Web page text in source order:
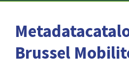
Brussel